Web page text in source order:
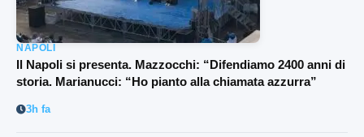
NAPOLI
Il Napoli si presenta. Mazzocchi: “Difendiamo 2400 anni di
storia. Marianucci: “Ho pianto alla chiamata azzurra”
3h fa